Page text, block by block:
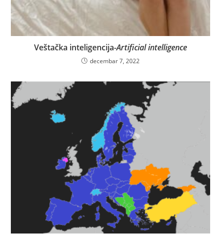
Veštačka inteligencija-Artificial intelligence
decembar 7, 2022